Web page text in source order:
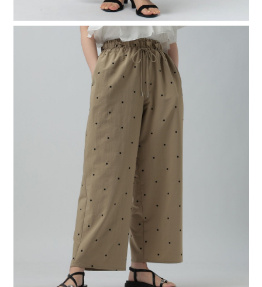
５．嚴禁一人註冊多個帳號或使用他人資訊註冊。若發現惡意使用之情形，
恩沛科技股份有限公司將有權停止該用戶之使用額度並採取法律行動。